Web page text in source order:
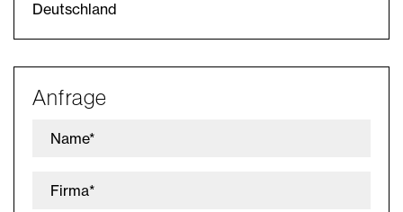
Deutschland
Anfrage
Name*
Firma*